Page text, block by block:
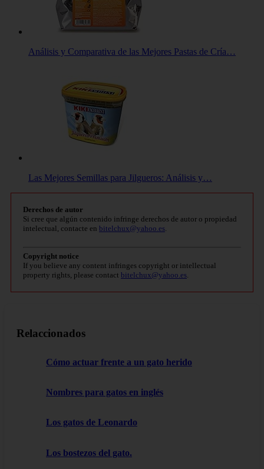
Análisis y Comparativa de las Mejores Pastas de Cría…
Las Mejores Semillas para Jilgueros: Análisis y…
Derechos de autor
Si cree que algún contenido infringe derechos de autor o propiedad
intelectual, contacte en bitelchux@yahoo.es.
Copyright notice
If you believe any content infringes copyright or intellectual
property rights, please contact bitelchux@yahoo.es.
Relaccionados
Cómo actuar frente a un gato herido
Nombres para gatos en inglés
Los gatos de Leonardo
Los bostezos del gato.